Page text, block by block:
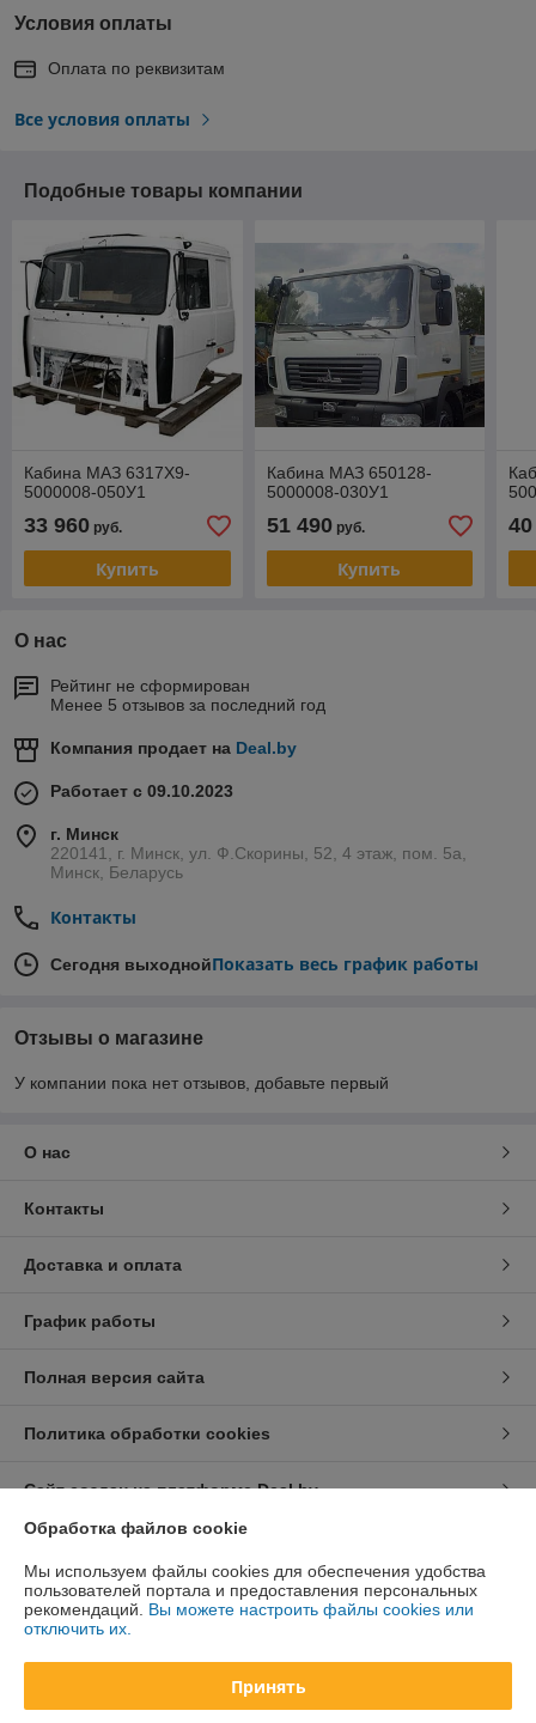
Условия оплаты
Оплата по реквизитам
Все условия оплаты
Подобные товары компании
Кабина МАЗ 6317Х9-
5000008-050У1
33 960 руб.
Купить
Кабина МАЗ 650128-
5000008-030У1
51 490руб.
Купить
О нас
Рейтинг не сформирован
Менее 5 отзывов за последний год
Компания продает на Deal.by
Работает с 09.10.2023
г. Минск
220141, г. Минск, ул. Ф.Скорины, 52, 4 этаж, пом. 5а,
Минск, Беларусь
Контакты
Сегодня выходнойПоказать весь график работы
Отзывы о магазине
У компании пока нет отзывов, добавьте первый
О нас
Контакты
Доставка и оплата
График работы
Полная версия сайта
Политика обработки cookies
Сайт создан на платформе Deal.by
Информация для покупателя
Юридическое лицо:ООО «Техноферма»
220141, г. Минск, ул. Ф.Скорины, 52, 4 этаж, пом. 5а
Регистрационный номер ЕГР: 193628073
Обработка файлов cookie
Мы используем файлы cookies для обеспечения удобства
пользователей портала и предоставления персональных
рекомендаций. Вы можете настроить файлы cookies или
отключить их.
Принять